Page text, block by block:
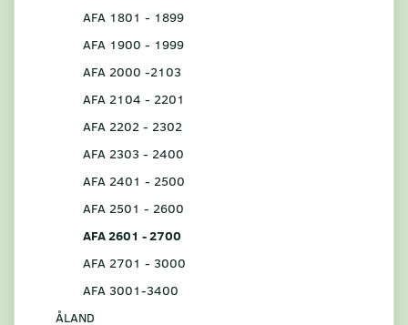
AFA 1801 - 1899
AFA 1900 - 1999
AFA 2000 -2103
AFA 2104 - 2201
AFA 2202 - 2302
AFA 2303 - 2400
AFA 2401 - 2500
AFA 2501 - 2600
AFA 2601 - 2700
AFA 2701 - 3000
AFA 3001-3400
ÅLAND